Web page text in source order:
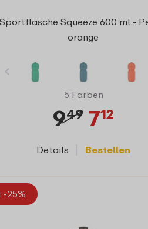
Sportflasche Squeeze 600 ml -
orange
5 Farben
949 712
Details Bestellen
25%